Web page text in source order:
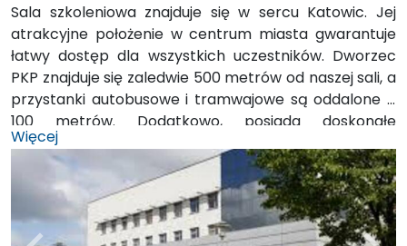
Sala szkoleniowa znajduje się w sercu Katowic. Jej
atrakcyjne położenie w centrum miasta gwarantuje
łatwy dostęp dla wszystkich uczestników. Dworzec
PKP znajduje się zaledwie 500 metrów od naszej sali, a
przystanki autobusowe i tramwajowe są oddalone o
100 metrów. Dodatkowo, posiada doskonałe
połączenie z trasą wylotową w kierunku autostrady
A4 Kraków - Wrocław oraz lotniskiem w Pyrzowicach,
co czyni obiekt idealnym miejscem dla uczestników
przybywających z różnych stron Polski jak i z
zagranicy.
Więcej